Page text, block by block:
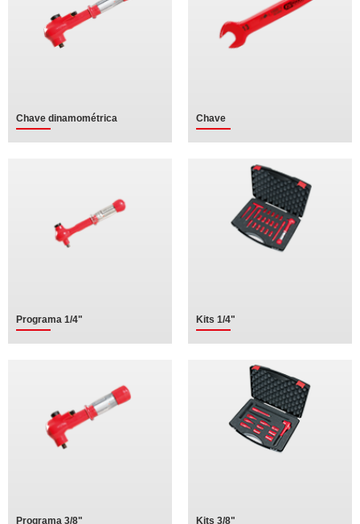
Chave dinamométrica Chave
Programa 1/4" Kits 1/4"
Programa 3/8" Kits 3/8"